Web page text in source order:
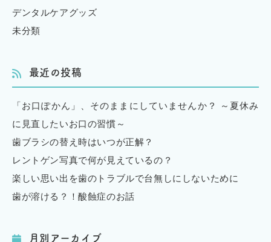
デンタルケアグッズ
未分類
最近の投稿
「お口ぽかん」、そのままにしていませんか？ ～夏休み
に見直したいお口の習慣～
歯ブラシの替え時はいつが正解？
レントゲン写真で何が見えているの？
楽しい思い出を歯のトラブルで台無しにしないために
歯が溶ける？！酸蝕症のお話
月別アーカイブ